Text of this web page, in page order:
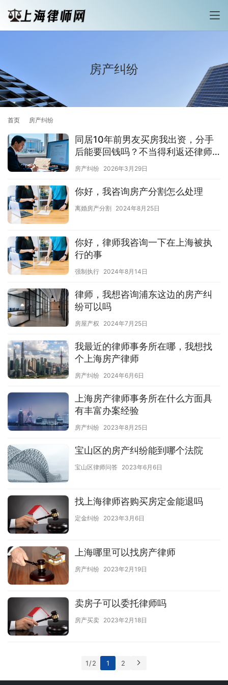
房产纠纷
首页 房产纠纷
同居10年前男友买房我出资，分手
后能要回钱吗？不当得利返还律师
解析
房产纠纷 2026年3月29日
你好，我咨询房产分割怎么处理
离婚房产分割 2024年8月25日
你好，律师我咨询一下在上海被执
行的事
强制执行 2024年8月14日
律师，我想咨询浦东这边的房产纠
纷可以吗
房屋产权 2024年7月25日
我最近的律师事务所在哪，我想找
个上海房产律师
房产纠纷 2024年6月6日
上海房产律师事务所在什么方面具
有丰富办案经验
房产纠纷 2023年8月25日
宝山区的房产纠纷能到哪个法院
宝山区律师问答 2023年6月6日
找上海律师咨购买房定金能退吗
定金纠纷 2023年3月6日
上海哪里可以找房产律师
房产纠纷 2023年2月19日
卖房子可以委托律师吗
房产买卖 2023年2月18日
1 / 2 1 2